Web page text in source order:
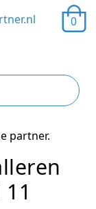
0
partner.